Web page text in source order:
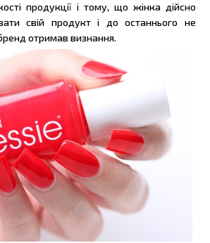
продукції і тому, що жінка дійсно
свій продукт і до останнього не
отримав визнання.